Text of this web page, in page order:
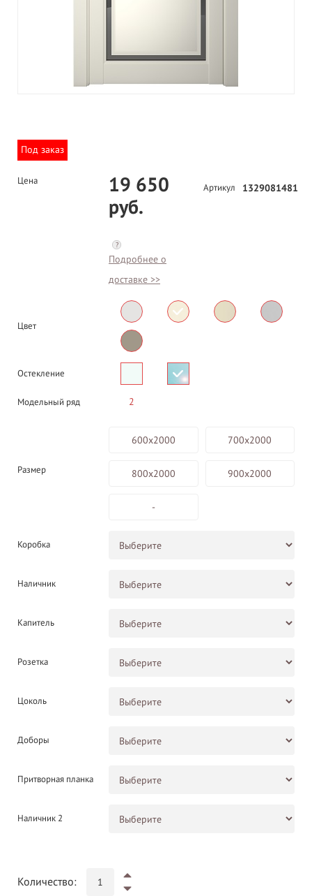
Под заказ
Цена
19 650
руб.
?
Подробнее о
доставке >>
Артикул 1329081481
Цвет
Остекление
Модельный ряд 2
Размер
600х2000 700х2000
800х2000 900х2000
-
Коробка
Наличник
Капитель
Розетка
Цоколь
Доборы
Притворная планка
Наличник 2
Количество: